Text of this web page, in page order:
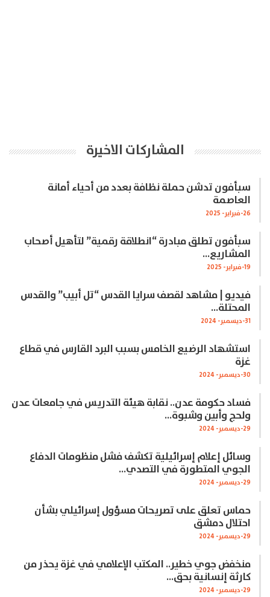
المشاركات الاخيرة
سبأفون تدشن حملة نظافة بعدد من أحياء أمانة
العاصمة
26-فبراير- 2025
سبأفون تطلق مبادرة “انطلاقة رقمية” لتأهيل أصحاب
المشاريع…
19-فبراير- 2025
فيديو | مشاهد لقصف سرايا القدس “تل أبيب” والقدس
المحتلة…
31-ديسمبر- 2024
استشهاد الرضيع الخامس بسبب البرد القارس في قطاع
غزة
30-ديسمبر- 2024
فساد حكومة عدن.. نقابة هيئة التدريس في جامعات عدن
ولحج وأبين وشبوة…
29-ديسمبر- 2024
وسائل إعلام إسرائيلية تكشف فشل منظومات الدفاع
الجوي المتطورة في التصدي…
29-ديسمبر- 2024
حماس تعلق على تصريحات مسؤول إسرائيلي بشأن
احتلال دمشق
29-ديسمبر- 2024
منخفض جوي خطير.. المكتب الإعلامي في غزة يحذر من
كارثة إنسانية بحق…
29-ديسمبر- 2024